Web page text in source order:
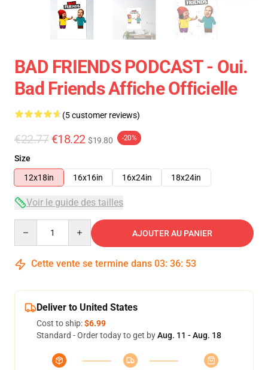
BAD FRIENDS PODCAST - Oui.
Bad Friends Affiche Officielle
(5 customer reviews)
€22.77 €18.22 $19.80 -20%
Size
12x18in
16x16in 16x24in 18x24in
Voir le guide des tailles
AJOUTER AU PANIER
Cette vente se termine dans 03: 36: 53
Deliver to United States
Cost to ship:$6.99
Standard - Order today to get byAug. 11 - Aug. 18